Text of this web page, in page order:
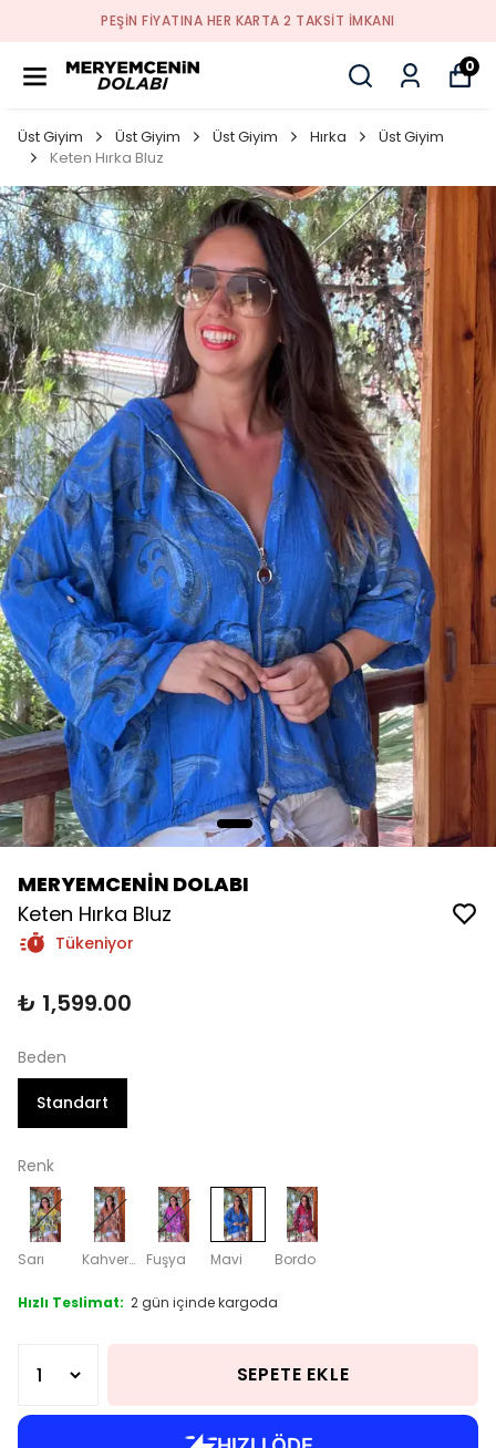
PEŞİN FİYATINA HER KARTA 2 TAKSİT İMKANI
0
Üst Giyim Üst Giyim Üst Giyim Hırka
Üst Giyim
Keten Hırka Bluz
MERYEMCENİN DOLABI
Keten Hırka Bluz
Tükeniyor
₺ 1,599.00
Beden
Standart
Renk
Sarı Kahverengi Fuşya Mavi Bordo
Hızlı Teslimat: 2 gün içinde kargoda
SEPETE EKLE